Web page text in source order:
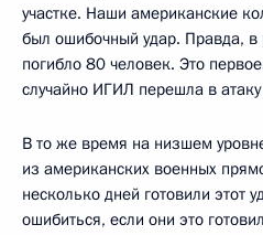
участке. Наши американские
был ошибочный удар. Правда, в
погибло 80 человек. Это
случайно ИГИЛ перешла в атаку
В то же время на низшем
из американских военных
несколько дней готовили этот
ошибиться, если они это